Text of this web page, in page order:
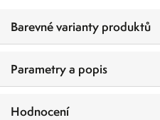
Barevné varianty produktů
Parametry a popis
Hodnocení